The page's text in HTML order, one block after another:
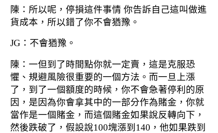
陳：所以呢，停損這件事情 你告訴自己這叫做進
貨成本， 所以錯了你不會猶豫。
JG：不會猶豫。
陳：一但到了時間點你就一定賣， 這是克服恐
懼、規避風險很重要的一個方法。 而一旦上漲
了，到了一個額度的時候， 你不會急著停利的原
因，是因為你會拿其中的一部分作為賭金， 你就
當作是一個賭金，而這個賭金如果說反轉向下，
然後跌破了，假設說100塊漲到140， 他如果跌到